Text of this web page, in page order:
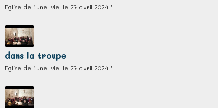
Eglise de Lunel viel le 27 avril 2024 "
dans la troupe
Eglise de Lunel viel le 27 avril 2024 "